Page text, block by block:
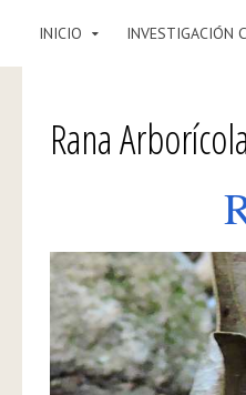
INICIO INVESTIGACIÓN
Rana